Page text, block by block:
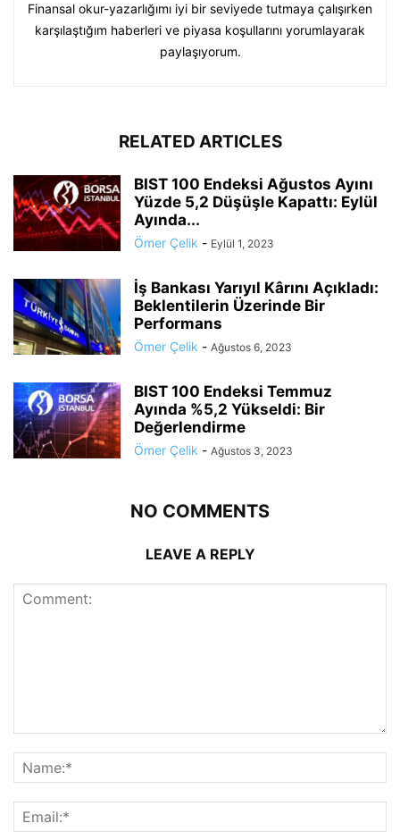
Finansal okur-yazarlığımı iyi bir seviyede tutmaya çalışırken
karşılaştığım haberleri ve piyasa koşullarını yorumlayarak
paylaşıyorum.
RELATED ARTICLES
BIST 100 Endeksi Ağustos Ayını
Yüzde 5,2 Düşüşle Kapattı: Eylül
Ayında...
Ömer Çelik - Eylül 1, 2023
İş Bankası Yarıyıl Kârını Açıkladı:
Beklentilerin Üzerinde Bir
Performans
Ömer Çelik - Ağustos 6, 2023
BIST 100 Endeksi Temmuz
Ayında %5,2 Yükseldi: Bir
Değerlendirme
Ömer Çelik - Ağustos 3, 2023
NO COMMENTS
LEAVE A REPLY